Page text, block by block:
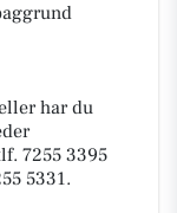
har du
7255 3395
5331.